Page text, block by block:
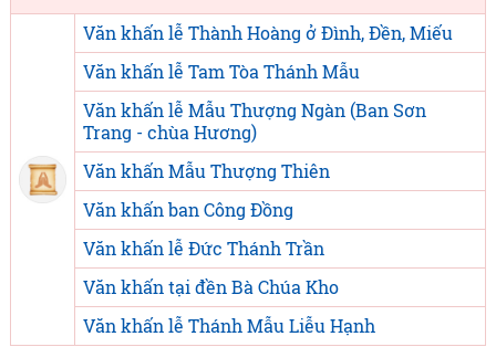
Văn khấn lễ Thành Hoàng ở Đình, Đền, Miếu
Văn khấn lễ Tam Tòa Thánh Mẫu
Văn khấn lễ Mẫu Thượng Ngàn (Ban Sơn
Trang - chùa Hương)
Văn khấn Mẫu Thượng Thiên
Văn khấn ban Công Đồng
Văn khấn lễ Đức Thánh Trần
Văn khấn tại đền Bà Chúa Kho
Văn khấn lễ Thánh Mẫu Liễu Hạnh